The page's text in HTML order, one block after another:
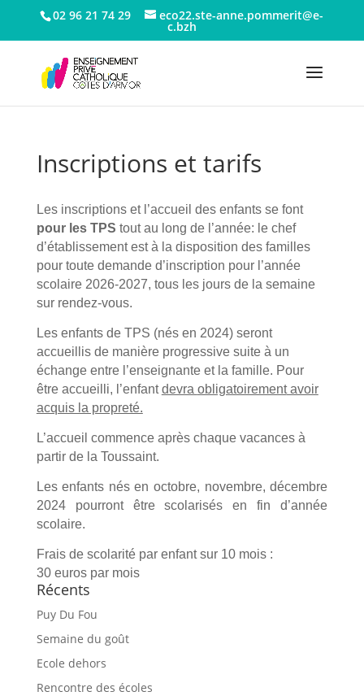
02 96 21 74 29 eco22.ste-anne.pommerit@e-
c.bzh
Inscriptions et tarifs
Les inscriptions et l’accueil des enfants se font
pour les TPS tout au long de l’année: le chef
d’établissement est à la disposition des familles
pour toute demande d’inscription pour l’année
scolaire 2026-2027, tous les jours de la semaine
sur rendez-vous.
Les enfants de TPS (nés en 2024) seront
accueillis de manière progressive suite à un
échange entre l’enseignante et la famille. Pour
être accueilli, l’enfantdevra obligatoirementavoir
acquis la propreté.
L’accueil commence après chaque vacances à
partir de la Toussaint.
Les enfants nés en octobre, novembre, décembre
2024 pourront être scolarisés en fin d’année
scolaire.
Frais de scolarité par enfant sur 10 mois :
30 euros par mois
Récents
Puy Du Fou
Semaine du goût
Ecole dehors
Rencontre des écoles